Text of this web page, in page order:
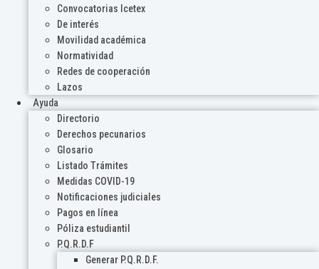
Convocatorias Icetex
De interés
Movilidad académica
Normatividad
Redes de cooperación
Lazos
Ayuda
Directorio
Derechos pecunarios
Glosario
Listado Trámites
Medidas COVID-19
Notificaciones judiciales
Pagos en línea
Póliza estudiantil
P.Q.R.D.F
Generar P.Q.R.D.F.